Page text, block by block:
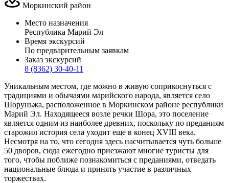
Моркинский район
Место назначения
Республика Марий Эл
Время экскурсий
По предварительным заявкам
Заказ экскурсий
8 (8362) 30-40-11
Уникальным местом, где можно в живую соприкоснуться с
традициями и обычаями марийского народа, является село
Шоруньжа, расположенное в Моркинском районе республики
Марий Эл. Находящееся возле речки Шора, это поселение
является одним из наиболее древних, поскольку по преданиям
старожил история села уходит еще в конец XVIII века.
Несмотря на то, что сегодня здесь насчитывается чуть больше
50 дворов, сюда ежегодно приезжают многие туристы для
того, чтобы поближе познакомиться с преданиями, отведать
национальные блюда и принять участие в различных
торжествах.